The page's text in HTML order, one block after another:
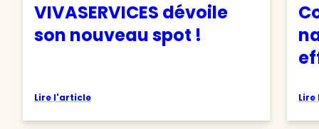
VIVASERVICES dévoile
son nouveau spot !
Lire l'article